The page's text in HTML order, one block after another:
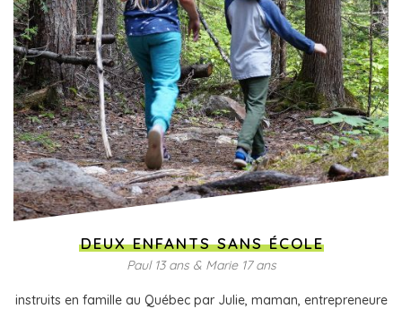
DEUX ENFANTS SANS ÉCOLE
Paul 13 ans & Marie 17 ans
instruits en famille au Québec par Julie, maman, entrepreneure